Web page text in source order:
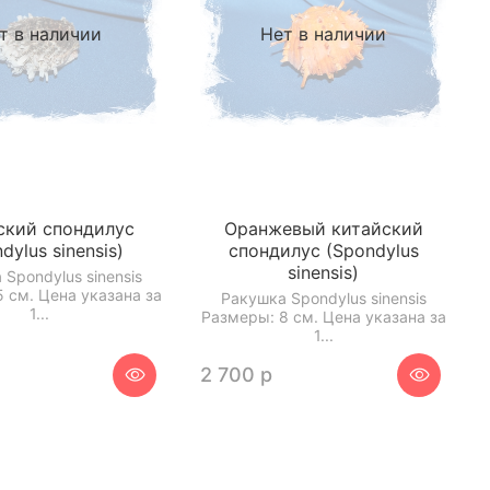
в наличии
спондилус
sinensis)
sinensis
Цена указана за
1...
Нет в наличии
Оранжевый китайский
спондилус (Spondylus
sinensis)
Ракушка Spondylus sinensis
Размеры: 8 см. Цена указана за
1...
2 700 р